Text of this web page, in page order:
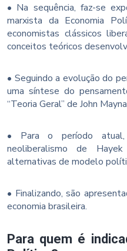
• Na sequência, faz-se
marxista da Economia
economistas clássicos
conceitos teóricos
• Seguindo a evolução do
uma síntese do
“Teoria Geral” de John
• Para o período
neoliberalismo de
alternativas de modelo
• Finalizando, são
economia brasileira.
Para quem é